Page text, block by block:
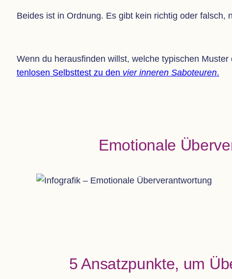
Bei­des ist in Ord­nung. Es gibt kein rich­tig oder falsch,
Wenn du her­aus­fin­den willst, wel­che typi­schen
ten­lo­sen Selbst­test zu den vier inne­ren Sabo­teu­ren.
Emo­tio­nale
5 Ansatz­punkte, um